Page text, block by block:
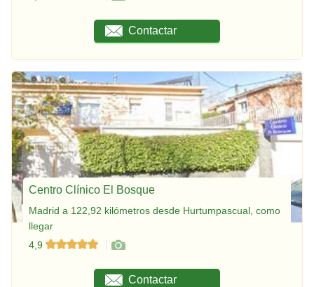
Contactar
Centro Clínico El Bosque
Madrid a 122,92 kilómetros desde Hurtumpascual, como
llegar
4,9
Contactar